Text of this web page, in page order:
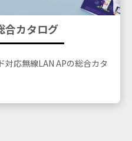
合カタログ
応無線LAN APの総合カタ